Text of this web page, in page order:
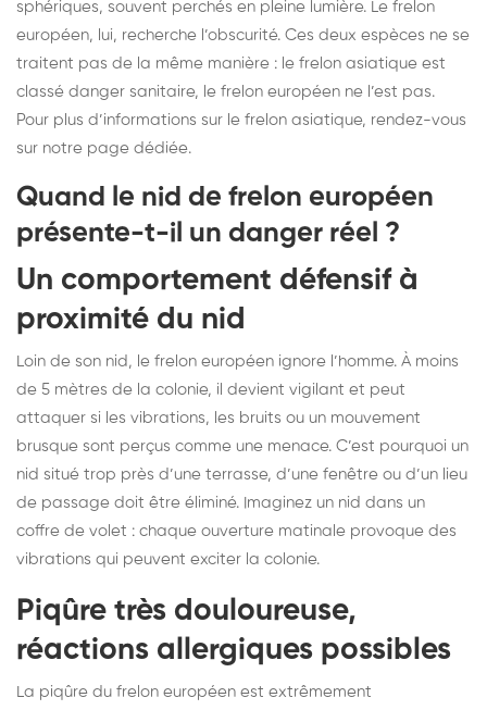
sphériques, souvent perchés en pleine lumière. Le frelon
européen, lui, recherche l’obscurité. Ces deux espèces ne se
traitent pas de la même manière : le frelon asiatique est
classé danger sanitaire, le frelon européen ne l’est pas.
Pour plus d’informations sur le frelon asiatique, rendez-vous
sur notre page dédiée.
Quand le nid de frelon européen
présente-t-il un danger réel ?
Un comportement défensif à
proximité du nid
Loin de son nid, le frelon européen ignore l’homme. À moins
de 5 mètres de la colonie, il devient vigilant et peut
attaquer si les vibrations, les bruits ou un mouvement
brusque sont perçus comme une menace. C’est pourquoi un
nid situé trop près d’une terrasse, d’une fenêtre ou d’un lieu
de passage doit être éliminé. Imaginez un nid dans un
coffre de volet : chaque ouverture matinale provoque des
vibrations qui peuvent exciter la colonie.
Piqûre très douloureuse,
réactions allergiques possibles
La piqûre du frelon européen est extrêmement